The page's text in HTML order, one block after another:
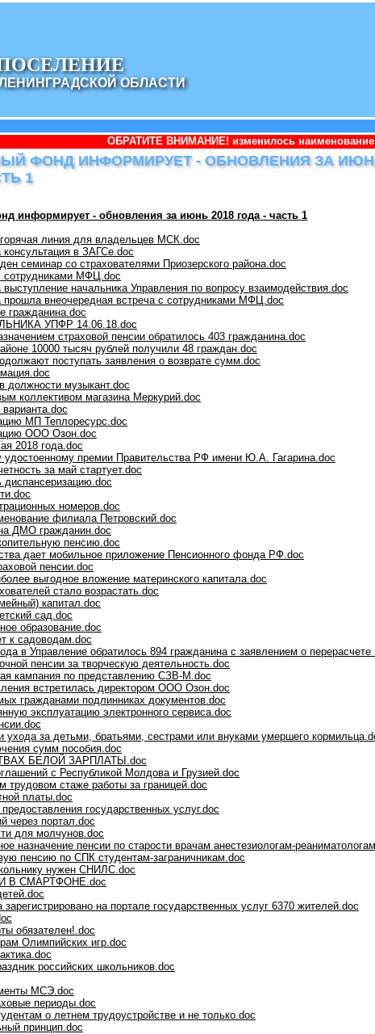
ОБЛАСТИ
ОБРАТИТЕ ВНИМАНИЕ! изменилось наименование администрации:
ФОНД ИНФОРМИРУЕТ - ОБНОВЛЕНИЯ ЗА
1
информирует - обновления за июнь 2018 года - часть 1
линия для владельцев МСК.doc
в ЗАГСе.doc
семинар со страхователями Приозерского района.doc
сотрудниками МФЦ.doc
начальника Управления по вопросу взаимодействия.doc
прошла внеочередная встреча с сотрудниками МФЦ.doc
гражданина.doc
УПФР 14.06.18.doc
страховой пенсии обратилось 403 гражданина.doc
10000 тысяч рублей получили 48 граждан.doc
поступать заявления о возврате сумм.doc
должности музыкант.doc
коллективом магазина Меркурий.doc
МП Теплоресурс.doc
ООО Озон.doc
2018 года.doc
премии Правительства РФ имени Ю.А. Гагарина.doc
за май стартует.doc
диспансеризацию.doc
номеров.doc
филиала Петровский.doc
ДМО гражданин.doc
пенсию.doc
дает мобильное приложение Пенсионного фонда РФ.doc
пенсии.doc
выгодное вложение материнского капитала.doc
стало возрастать.doc
капитал.doc
сад.doc
образование.doc
к садоводам.doc
в Управление обратилось 894 гражданина с заявлением о перерасчете
пенсии за творческую деятельность.doc
кампания по представлению СЗВ-М.doc
встретилась директором ООО Озон.doc
гражданами подлинниках документов.doc
эксплуатацию электронного сервиса.doc
ухода за детьми, братьями, сестрами или внуками умершего
сумм пособия.doc
БЕЛОЙ ЗАРПЛАТЫ.doc
с Республикой Молдова и Грузией.doc
трудовом стаже работы за границей.doc
платы.doc
государственных услуг.doc
через портал.doc
для молчунов.doc
назначение пенсии по старости врачам анестезиологам-
пенсию по СПК студентам-заграничникам.doc
нужен СНИЛС.doc
В СМАРТФОНЕ.doc
на портале государственных услуг 6370 жителей.doc
обязателен!.doc
Олимпийских игр.doc
российских школьников.doc
МСЭ.doc
периоды.doc
о летнем трудоустройстве и не только.doc
принцип.doc